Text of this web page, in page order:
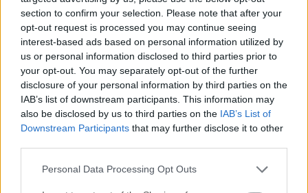
section to confirm your selection. Please note that after your
opt-out request is processed you may continue seeing
interest-based ads based on personal information utilized by
us or personal information disclosed to third parties prior to
your opt-out. You may separately opt-out of the further
disclosure of your personal information by third parties on the
IAB’s list of downstream participants. This information may
also be disclosed by us to third parties on the IAB’s List of
Downstream Participants that may further disclose it to other
Personal Data Processing Opt Outs
Todas las versiones antiguas distribuidas en nuestro
sitio web son completamente libres de virus y están
disponibles para su descarga sin costo alguno.
Nos encantaría saber de ti
Si tienes alguna pregunta o idea que desees compartir
con nosotros, dirígete a nuestra